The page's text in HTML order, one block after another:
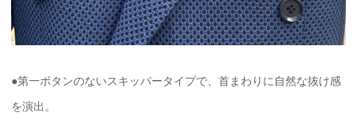
●第一ボタンのないスキッパータイプで、首まわりに自然な抜け感
を演出。